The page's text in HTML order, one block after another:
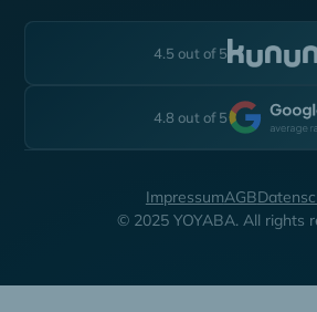
4.5 out of 5
4.8 out of 5
© 2025 YOYABA. All rights
ImpressumAGB